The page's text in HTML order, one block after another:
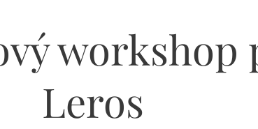
workshop
Leros